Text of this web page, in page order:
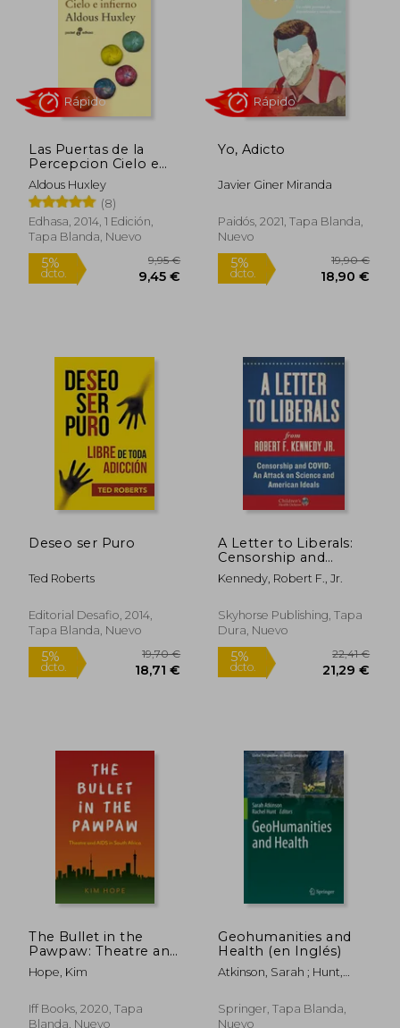
Rápido
Las Puertas de la
Percepcion Cielo e
Infierno
Aldous Huxley
(8)
Edhasa, 2014, 1 Edición,
Tapa Blanda, Nuevo
Rápido
Yo, Adicto
Javier Giner Miranda
Paidós, 2021, Tapa Blanda,
Nuevo
Rápido
Deseo ser Puro
Ted Roberts
Editorial Desafio, 2014,
Tapa Blanda, Nuevo
A Letter to Liberals:
Censorship and
Covid: An Attack on
Science and American
Health Defense) (en
Inglés)
Kennedy, Robert F., Jr.
Skyhorse Publishing, Tapa
Dura, Nuevo
The Bullet in the
Pawpaw: Theatre and
AIDS in South Africa
(en Inglés)
Hope, Kim
Iff Books, 2020, Tapa
Blanda, Nuevo
Geohumanities and
Health (en Inglés)
Atkinson, Sarah ; Hunt,
Springer, Tapa Blanda,
Nuevo